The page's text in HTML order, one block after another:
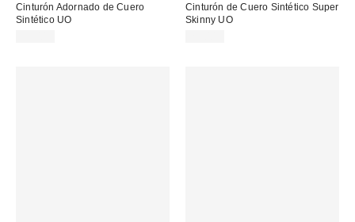
Cinturón Adornado de Cuero
Sintético UO
Cinturón de Cuero Sintético Super
Skinny UO